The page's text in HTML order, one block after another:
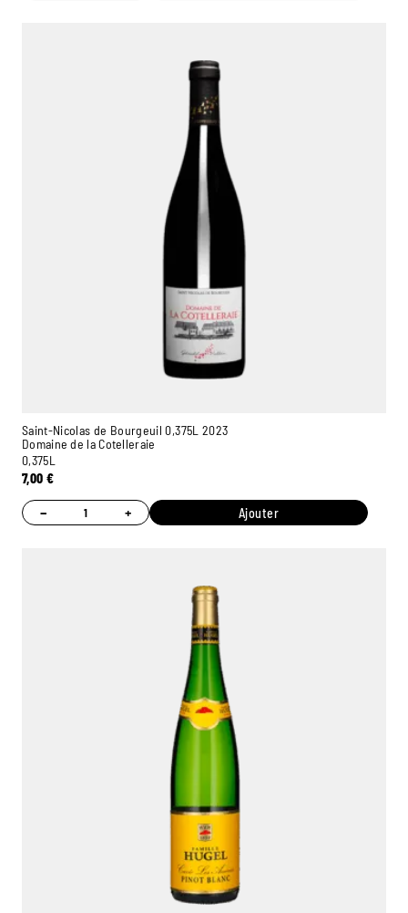
Saint-Nicolas de Bourgeuil 0,375L 2023
Domaine de la Cotelleraie
0,375L
7,00 €
− + Ajouter